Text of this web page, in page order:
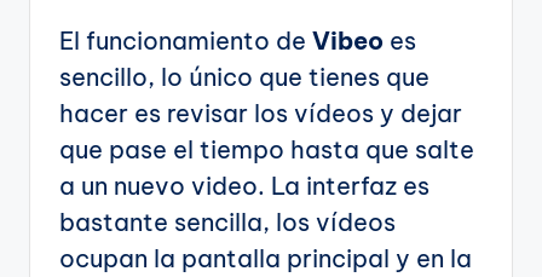
El funcionamiento de Vibeo es
sencillo, lo único que tienes que
hacer es revisar los vídeos y dejar
que pase el tiempo hasta que salte
a un nuevo video. La interfaz es
bastante sencilla, los vídeos
ocupan la pantalla principal y en la